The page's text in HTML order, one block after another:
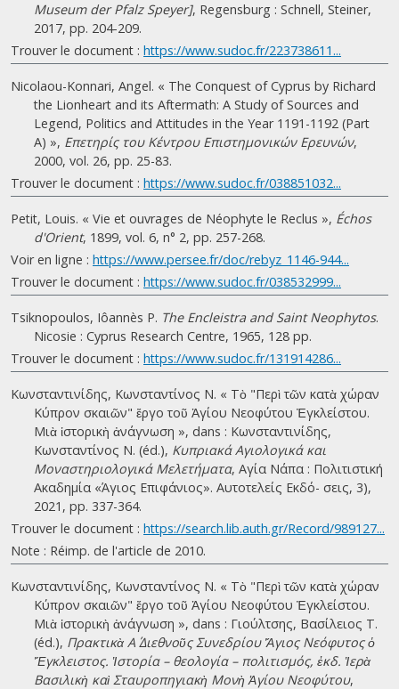
Museum der Pfalz Speyer], Regensburg : Schnell, Steiner,
2017, pp. 204-209.
Trouver le document : https://www.sudoc.fr/223738611...
Nicolaou-Konnari, Angel. « The Conquest of Cyprus by Richard
the Lionheart and its Aftermath: A Study of Sources and
Legend, Politics and Attitudes in the Year 1191-1192 (Part
A) », Επετηρίς του Κέντρου Επιστημονικών Ερευνών,
2000, vol. 26, pp. 25-83.
Trouver le document : https://www.sudoc.fr/038851032...
Petit, Louis. « Vie et ouvrages de Néophyte le Reclus », Échos
d'Orient, 1899, vol. 6, n° 2, pp. 257-268.
Voir en ligne : https://www.persee.fr/doc/rebyz_1146-944...
Trouver le document : https://www.sudoc.fr/038532999...
Tsiknopoulos, Iôannès P. The Encleistra and Saint Neophytos.
Nicosie : Cyprus Research Centre, 1965, 128 pp.
Trouver le document : https://www.sudoc.fr/131914286...
Κωνσταντινίδης, Κωνσταντίνος Ν. « Τὸ "Περὶ τῶν κατὰ χώραν
Κύπρον σκαιῶν" ἔργο τοῦ Ἁγίου Νεοφύτου Ἐγκλείστου.
Μιὰ ἱστορικὴ ἀνάγνωση », dans : Κωνσταντινίδης,
Κωνσταντίνος Ν. (éd.), Κυπριακά Αγιολογικά και
Μοναστηριολογικά Μελετήματα, Αγία Νάπα : Πολιτιστική
Ακαδημία «Άγιος Επιφάνιος». Αυτοτελείς Εκδό- σεις, 3),
2021, pp. 337-364.
Trouver le document : https://search.lib.auth.gr/Record/989127...
Note : Réimp. de l'article de 2010.
Κωνσταντινίδης, Κωνσταντίνος Ν. « Τὸ "Περὶ τῶν κατὰ χώραν
Κύπρον σκαιῶν" ἔργο τοῦ Ἁγίου Νεοφύτου Ἐγκλείστου.
Μιὰ ἱστορικὴ ἀνάγνωση », dans : Γιούλτσης, Βασίλειος Τ.
(éd.), Πρακτικὰ Α΄ Διεθνοῦς Συνεδρίου Ἅγιος Νεόφυτος ὁ
Ἔγκλειστος. Ἱστορία – θεολογία – πολιτισμός, ἐκδ. Ἱερὰ
Βασιλικὴ καὶ Σταυροπηγιακὴ Μονὴ Ἁγίου Νεοφύτου,